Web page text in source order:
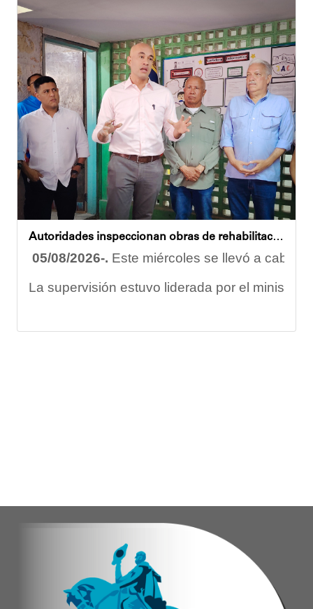
Durante la actividad, los asistentes contaron
Eudicis Viva, habitante de la comunidad y
Esta iniciativa se enmarca en la política social
Oskarina Rosso
Autoridades inspeccionan obras de rehabilitación en la U.E.N. José Antonio Calcaño en Caucagüita
05/08/2026-. Este miércoles se llevó a cabo
La supervisión estuvo liderada por el ministro
Las obras en ejecución contemplan la pintura